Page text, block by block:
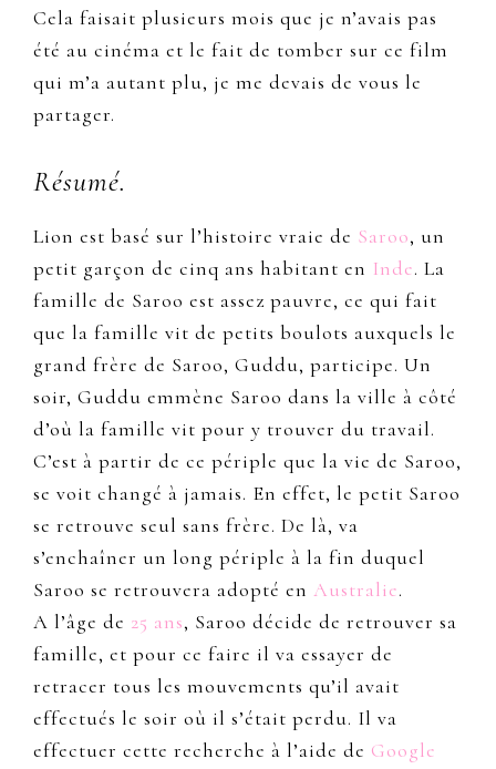
Cela faisait plusieurs mois que je n’avais pas
été au cinéma et le fait de tomber sur ce film
qui m’a autant plu, je me devais de vous le
partager.
Résumé.
Lion est basé sur l’histoire vraie de Saroo, un
petit garçon de cinq ans habitant en Inde. La
famille de Saroo est assez pauvre, ce qui fait
que la famille vit de petits boulots auxquels le
grand frère de Saroo, Guddu, participe. Un
soir, Guddu emmène Saroo dans la ville à côté
d’où la famille vit pour y trouver du travail.
C’est à partir de ce périple que la vie de Saroo,
se voit changé à jamais. En effet, le petit Saroo
se retrouve seul sans frère. De là, va
s’enchaîner un long périple à la fin duquel
Saroo se retrouvera adopté en Australie.
A l’âge de 25 ans, Saroo décide de retrouver sa
famille, et pour ce faire il va essayer de
retracer tous les mouvements qu’il avait
effectués le soir où il s’était perdu. Il va
effectuer cette recherche à l’aide de Google